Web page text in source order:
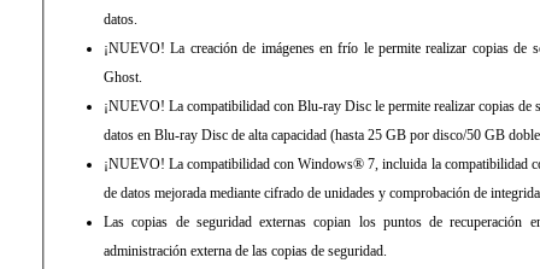
datos.
¡NUEVO! La creación de imágenes en frío le permite realizar copias de
Ghost.
¡NUEVO! La compatibilidad con Blu-ray Disc le permite realizar copias de
datos en Blu-ray Disc de alta capacidad (hasta 25 GB por disco/50 GB
¡NUEVO! La compatibilidad con Windows® 7, incluida la compatibilidad
de datos mejorada mediante cifrado de unidades y comprobación de
Las copias de seguridad externas copian los puntos de
administración externa de las copias de seguridad.